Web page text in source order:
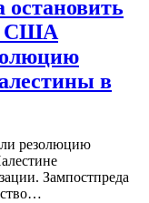
остановить
США
в
резолюцию
Зампостпреда